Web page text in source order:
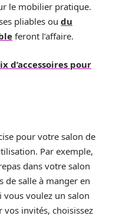
le mobilier pratique.
pliables ou du
feront l’affaire.
d’accessoires pour
pour votre salon de
Par exemple,
dans votre salon
de salle à manger en
vous voulez un salon
invités, choisissez